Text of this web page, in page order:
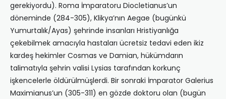
gerekiyordu). Roma İmparatoru Diocletianus’un
döneminde (284-305), Klikya’nın Aegae (bugünkü
Yumurtalık/Ayas) şehrinde insanları Hristiyanlığa
çekebilmek amacıyla hastaları ücretsiz tedavi eden ikiz
kardeş hekimler Cosmas ve Damian, hükümdarın
talimatıyla şehrin valisi Lysias tarafından korkunç
işkencelerle öldürülmüşlerdi. Bir sonraki İmparator Galerius
Maximianus’un (305-311) en gözde doktoru olan (bugün